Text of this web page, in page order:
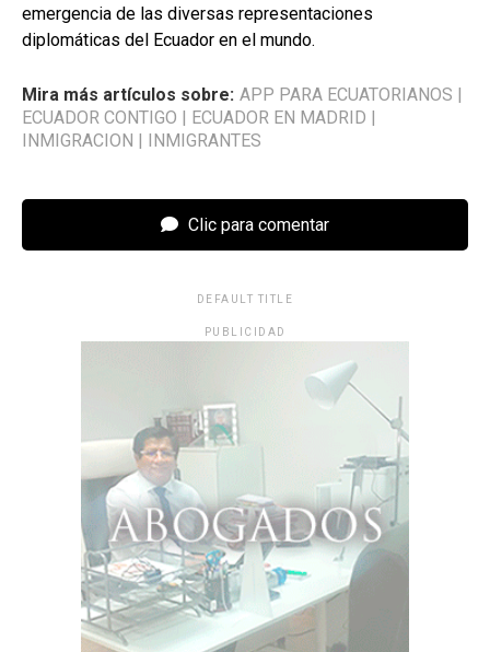
emergencia de las diversas representaciones
diplomáticas del Ecuador en el mundo.
Mira más artículos sobre: APP PARA ECUATORIANOS
ECUADOR CONTIGO
ECUADOR EN MADRID
INMIGRACION
INMIGRANTES
Clic para comentar
DEFAULT TITLE
PUBLICIDAD